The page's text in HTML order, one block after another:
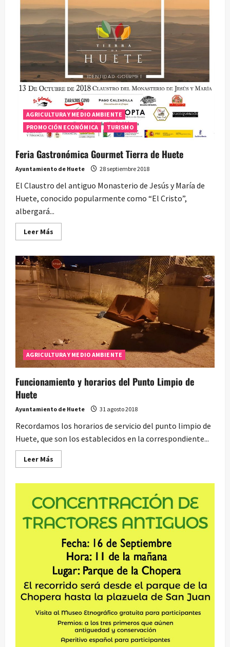
AGRICULTURA Y MEDIO AMBIENTE
PROMOCIÓN ECONÓMICA
TURISMO
Feria Gastronómica Gourmet Tierra de Huete
Ayuntamiento de Huete 28 septiembre 2018
El Claustro del antiguo Monasterio de Jesús y María de
Huete, conocido popularmente como “El Cristo”,
albergará...
Leer Más
más
Feria
Gastronómica
Gourmet
Tierra
de
Huete
AGRICULTURA Y MEDIO AMBIENTE
Funcionamiento y horarios del Punto Limpio de
Huete
Ayuntamiento de Huete 31 agosto 2018
Recordamos los horarios de servicio del punto limpio de
Huete, que son los establecidos en la correspondiente...
Leer Más
más
horarios
del
Punto
Limpio
de
Huete